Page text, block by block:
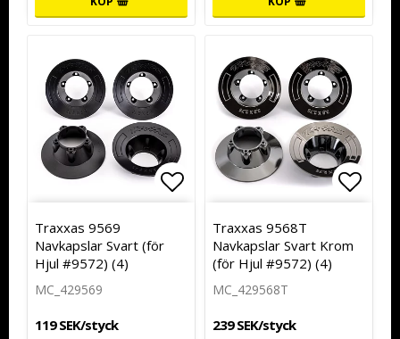
Lägg till i favoritlistan
Traxxas 9569
Navkapslar Svart (för
Hjul #9572) (4)
MC_429569
119 SEK/styck
Traxxas 9568T
Navkapslar Svart Krom
(för Hjul #9572) (4)
MC_429568T
239 SEK/styck